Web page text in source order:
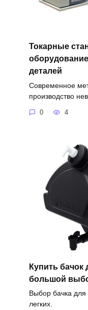
Токарные
деталей
Современное
производство
0 4
Купить бачок
большой
Выбор бачка
легких.